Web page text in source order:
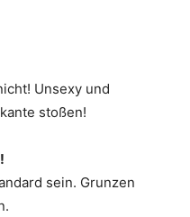
Unsexy und
stoßen!
sein. Grunzen